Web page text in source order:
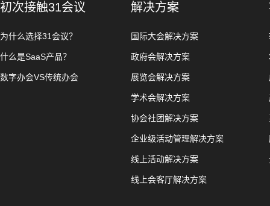
初次接触31会议
为什么选择31会议？
什么是SaaS产品？
数字办会VS传统办会
解决方案
国际大会解决方案
政府会解决方案
展览会解决方案
学术会解决方案
协会社团解决方案
企业级活动管理解决方案
线上活动解决方案
线上会客厅解决方案